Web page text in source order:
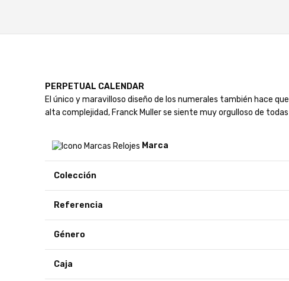
PERPETUAL CALENDAR
El único y maravilloso diseño de los numerales también hace
alta complejidad, Franck Muller se siente muy orgulloso de
Marca
Colección
Referencia
Género
Caja